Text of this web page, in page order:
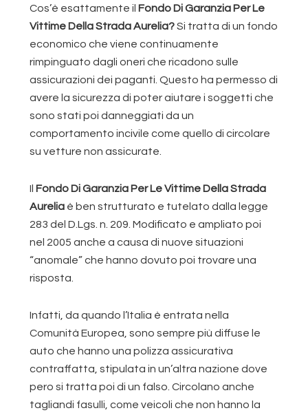
Cos’è esattamente il Fondo Di Garanzia Per Le
Vittime Della Strada Aurelia?Si tratta di un fondo
economico che viene continuamente
rimpinguato dagli oneri che ricadono sulle
assicurazioni dei paganti. Questo ha permesso di
avere la sicurezza di poter aiutare i soggetti che
sono stati poi danneggiati da un
comportamento incivile come quello di circolare
su vetture non assicurate.
Il Fondo Di Garanzia Per Le Vittime Della Strada
Aurelia è ben strutturato e tutelato dalla legge
283 del D.Lgs. n. 209. Modificato e ampliato poi
nel 2005 anche a causa di nuove situazioni
“anomale” che hanno dovuto poi trovare una
risposta.
Infatti, da quando l’Italia è entrata nella
Comunità Europea, sono sempre più diffuse le
auto che hanno una polizza assicurativa
contraffatta, stipulata in un’altra nazione dove
pero si tratta poi di un falso. Circolano anche
tagliandi fasulli, come veicoli che non hanno la